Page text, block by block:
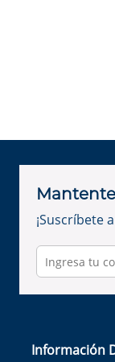
¡Suscríbete
Información